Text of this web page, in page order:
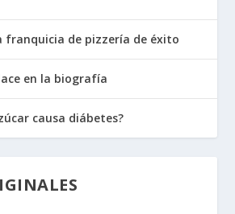
franquicia de pizzería de éxito
en la biografía
causa diábetes?